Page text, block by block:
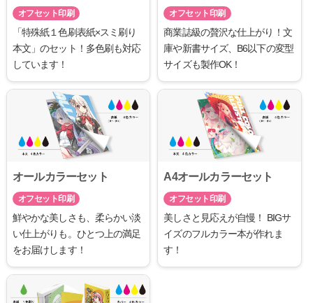
オフセット印刷
「特殊紙１色刷表紙×スミ刷り
本文」のセット！多色刷も対応
しています！
オフセット印刷
商業誌級の贅沢な仕上がり！文
庫や新書サイズ、B6以下の変型
サイズも製作OK！
オールカラーセット
オフセット印刷
鮮やかな美しさも、柔らかい淡
い仕上がりも。ひとつ上の満足
をお届けします！
A4オールカラーセット
オフセット印刷
美しさと見応えが自慢！ BIGサ
イズのフルカラー本が作れま
す！